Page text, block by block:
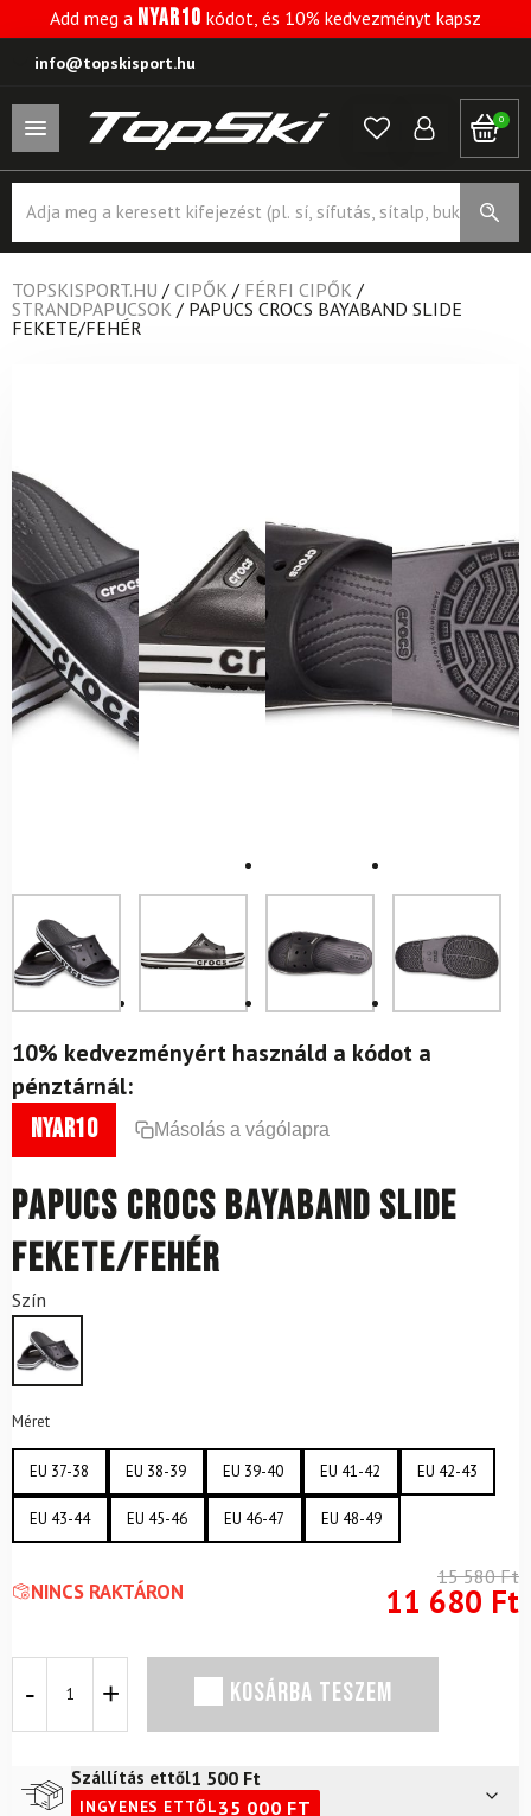
Add meg a NYAR10 kódot, és 10% kedvezményt kapsz
info@topskisport.hu
0
search
TOPSKISPORT.HU / CIPŐK / FÉRFI CIPŐK /
STRANDPAPUCSOK / PAPUCS CROCS BAYABAND SLIDE
FEKETE/FEHÉR
10% kedvezményért használd a kódot a
pénztárnál:
nyar10 Másolás a vágólapra
Papucs CROCS Bayaband Slide
Fekete/fehér
Szín
Méret
EU 37-38 EU 38-39 EU 39-40 EU 41-42 EU 42-43
EU 43-44 EU 45-46 EU 46-47 EU 48-49
NINCS RAKTÁRON
15 580Ft
11 680 Ft
CROCS
Fekete/fehér
mennyiség
KOSÁRBA TESZEM
Szállítás ettől1 500 Ft
INGYENES ETTŐL35 000 FT